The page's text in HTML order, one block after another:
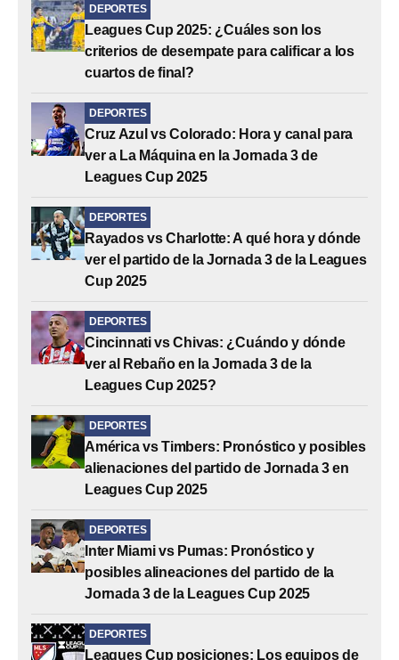
DEPORTES
Leagues Cup 2025: ¿Cuáles son los
criterios de desempate para calificar a los
cuartos de final?
DEPORTES
Cruz Azul vs Colorado: Hora y canal para
ver a La Máquina en la Jornada 3 de
Leagues Cup 2025
DEPORTES
Rayados vs Charlotte: A qué hora y dónde
ver el partido de la Jornada 3 de la Leagues
Cup 2025
DEPORTES
Cincinnati vs Chivas: ¿Cuándo y dónde
ver al Rebaño en la Jornada 3 de la
Leagues Cup 2025?
DEPORTES
América vs Timbers: Pronóstico y posibles
alienaciones del partido de Jornada 3 en
Leagues Cup 2025
DEPORTES
Inter Miami vs Pumas: Pronóstico y
posibles alineaciones del partido de la
Jornada 3 de la Leagues Cup 2025
DEPORTES
Leagues Cup posiciones: Los equipos de